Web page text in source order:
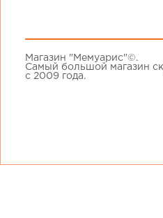
Магазин "Мемуарис"©.
Самый большой магазин
с 2009 года.